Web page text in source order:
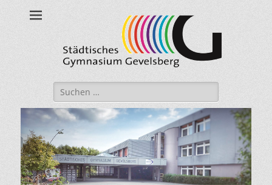
Städtisches
Gymnasium
Gevelsberg
Suche
nach: